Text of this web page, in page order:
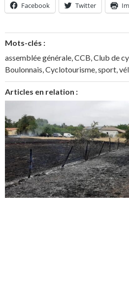
Facebook Twitter
Mots-clés :
assemblée générale CCB Club de
Boulonnais Cyclotourisme sport
Articles en relation :